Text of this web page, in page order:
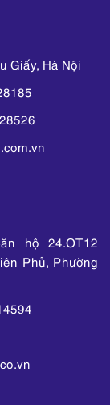
Giấy, Hà Nội
hộ 24.OT12
Phủ, Phường